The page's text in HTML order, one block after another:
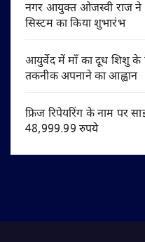
नगर आयुक्त ओजस्वी राज ने
सिस्टम का किया शुभारंभ
आयुर्वेद में माँ का दूध शिशु के
तकनीक अपनाने का आह्वान
फ्रिज रिपेयरिंग के नाम पर
48,999.99 रुपये